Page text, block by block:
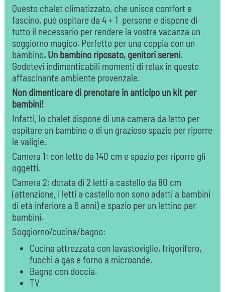
Questo chalet climatizzato, che unisce comfort e
fascino, può ospitare da 4 + 1 persone e dispone di
tutto il necessario per rendere la vostra vacanza un
soggiorno magico. Perfetto per una coppia con un
bambino. Un bambino riposato, genitori sereni.
Godetevi indimenticabili momenti di relax in questo
affascinante ambiente provenzale.
Non dimenticare di prenotare in anticipo un kit per
bambini!
Infatti, lo chalet dispone di una camera da letto per
ospitare un bambino o di un grazioso spazio per riporre
le valigie.
Camera 1: con letto da 140 cm e spazio per riporre gli
oggetti.
Camera 2: dotata di 2 letti a castello da 80 cm
(attenzione, i letti a castello non sono adatti a bambini
di età inferiore a 6 anni) e spazio per un lettino per
bambini.
Soggiorno/cucina/bagno:
Cucina attrezzata con lavastoviglie, frigorifero,
fuochi a gas e forno a microonde.
Bagno con doccia.
TV